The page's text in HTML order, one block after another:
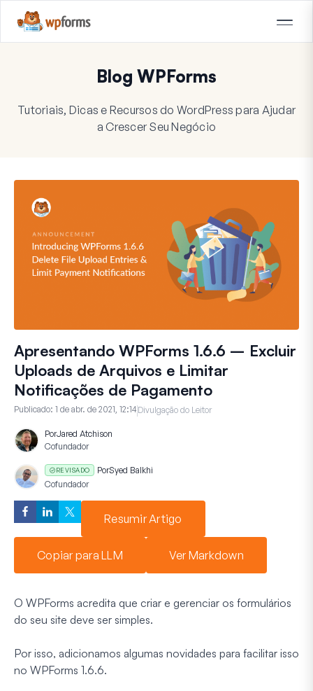
Blog WPForms
Tutoriais, Dicas e Recursos do WordPress para Ajudar
a Crescer Seu Negócio
Apresentando WPForms 1.6.6 – Excluir
Uploads de Arquivos e Limitar
Notificações de Pagamento
Publicado: 1 de abr. de 2021, 12:14 Divulgação do Leitor
PorJared Atchison
Cofundador
REVISADO PorSyed Balkhi
Cofundador
Resumir Artigo
Copiar para LLM Ver Markdown
O WPForms acredita que criar e gerenciar os formulários
do seu site deve ser simples.
Por isso, adicionamos algumas novidades para facilitar isso
no WPForms 1.6.6.